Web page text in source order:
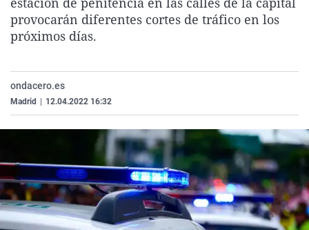
La rosa de los vientos
Caso
Extremadura
Virales
provocarán diferentes cortes de tráfico en los
próximos días.
ondacero.es
Madrid 12.04.2022 16:32